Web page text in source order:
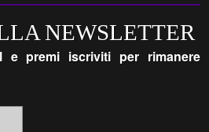
NEWSLETTER
e premi iscriviti per rimanere